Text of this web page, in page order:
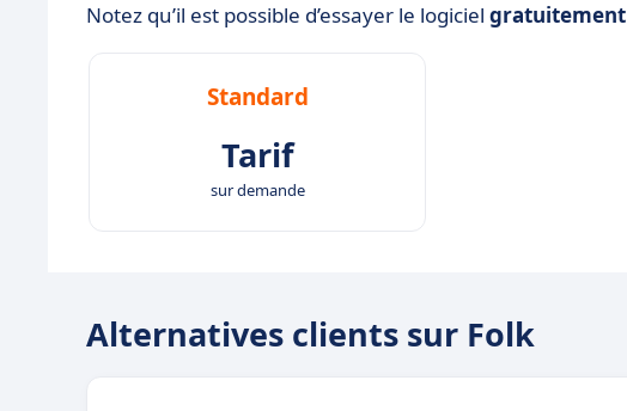
Notez qu’il est possible d’essayer le logiciel gratuitement
Standard
Tarif
sur demande
Alternatives clients sur Folk